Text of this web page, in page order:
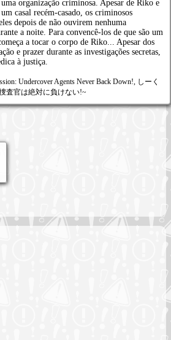
organização criminosa. Apesar de Riko e
casal recém-casado, os criminosos
depois de não ouvirem nenhuma
a noite. Para convencê-los de que são um
a tocar o corpo de Riko... Apesar dos
e prazer durante as investigações secretas,
à justiça.
Undercover Agents Never Back Down!, しーく
査官は絶対に負けない!~